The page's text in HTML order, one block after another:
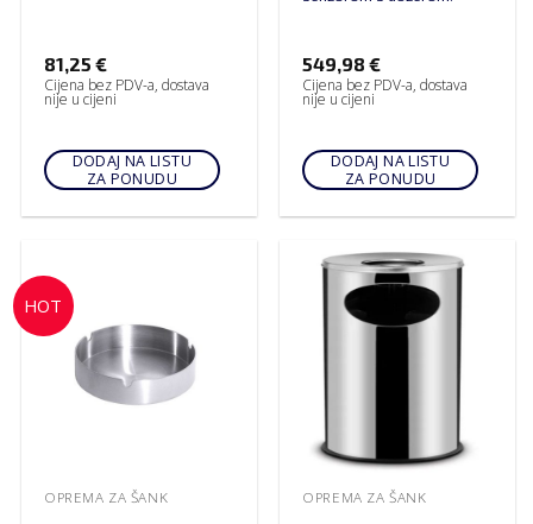
81,25 €
Cijena bez PDV-a, dostava
nije u cijeni
DODAJ NA LISTU
ZA PONUDU
549,98€
Cijena bez PDV-a, dostava
nije u cijeni
DODAJ NA LISTU
ZA PONUDU
HOT
OPREMA ZA ŠANK OPREMA ZA ŠANK